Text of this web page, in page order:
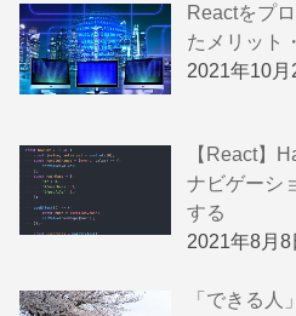
Reactをプ
たメリット
2021年10月
【React】
ナビゲーシ
する
2021年8月8
「できる